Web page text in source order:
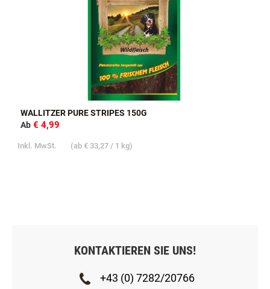
WALLITZER PURE STRIPES 150G
Ab € 4,99
Inkl. MwSt. (ab € 33,27 / 1 kg)
KONTAKTIEREN SIE UNS!
+43 (0) 7282/20766